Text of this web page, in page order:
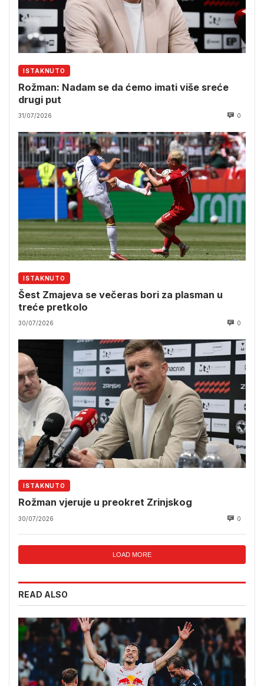
ISTAKNUTO
Rožman: Nadam se da ćemo imati više sreće
drugi put
31/07/2026 0
ISTAKNUTO
Šest Zmajeva se večeras bori za plasman u
treće pretkolo
30/07/2026 0
ISTAKNUTO
Rožman vjeruje u preokret Zrinjskog
30/07/2026 0
LOAD MORE
READ ALSO